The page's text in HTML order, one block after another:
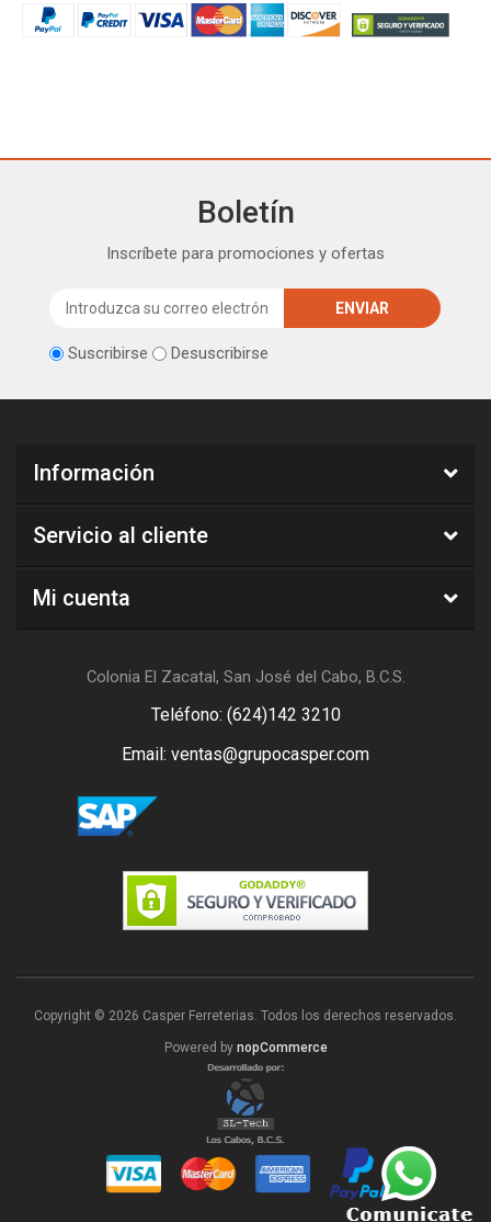
Boletín
Inscríbete para promociones y ofertas
Suscribirse Desuscribirse
Información
Servicio al cliente
Mi cuenta
Colonia El Zacatal, San José del Cabo, B.C.S.
Teléfono: (624)142 3210
Email: ventas@grupocasper.com
Copyright © 2026 Casper Ferreterias. Todos los derechos reservados.
Powered by nopCommerce